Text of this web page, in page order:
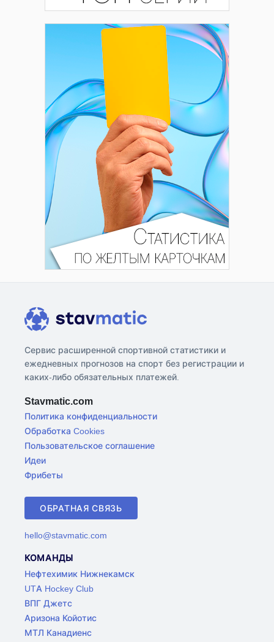
Сервис расширенной спортивной статистики и
ежедневных прогнозов на спорт без регистрации и
каких-либо обязательных платежей.
Stavmatic.com
Политика конфиденциальности
Обработка Cookies
Пользовательское соглашение
Идеи
Фрибеты
ОБРАТНАЯ СВЯЗЬ
hello@stavmatic.com
КОМАНДЫ
Нефтехимик Нижнекамск
UTA Hockey Club
ВПГ Джетс
Аризона Койотис
МТЛ Канадиенс